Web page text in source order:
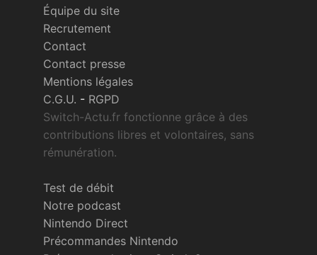
Équipe du site
Recrutement
Contact
Contact presse
Mentions légales
C.G.U. - RGPD
Switch-Actu.fr fonctionne grâce à des
contributions libres et volontaires, sans
rémunération.
Test de débit
Notre podcast
Nintendo Direct
Précommandes Nintendo